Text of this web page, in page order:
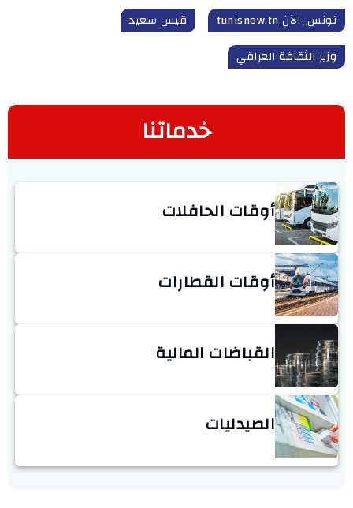
تونس_الآن tunisnow.tn
قيس سعيد
وزير الثقافة العراقي
خدماتنا
أوقات الحافلات
أوقات القطارات
القباضات المالية
الصيدليات